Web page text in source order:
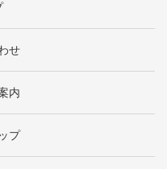
せ
内
プ